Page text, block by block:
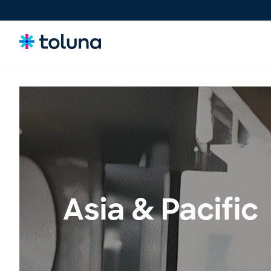
Comprenez les personnes et les forces du marché qui
stimulent la croissance et identifiez les besoins qui
Idées & Concepts
Évaluez, affinez et validez des concepts et des claims pour
lancer des innovations plus solides sur le marché en toute
confiance.
Asia & Pacific